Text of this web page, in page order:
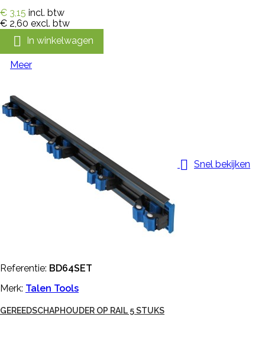
€ 3,15 incl. btw
€ 2,60 excl. btw
 In winkelwagen
Meer
 Snel bekijken
Referentie: BD64SET
Merk: Talen Tools
GEREEDSCHAPHOUDER OP RAIL 5 STUKS